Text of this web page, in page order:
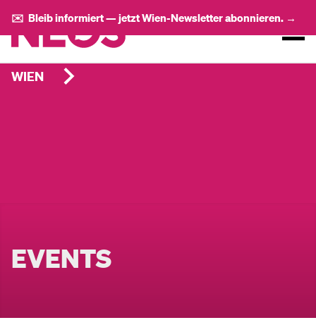
✉️ Bleib informiert — jetzt Wien-Newsletter abonnieren. →
WIEN
EVENTS